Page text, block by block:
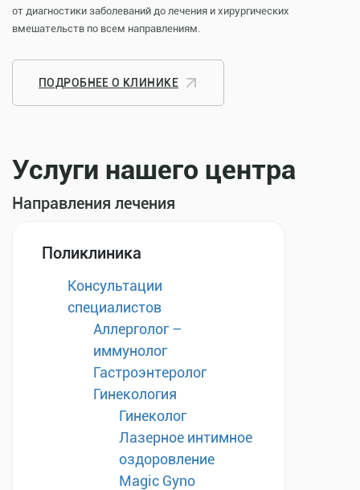
от диагностики заболеваний до лечения и хирургических
вмешательств по всем направлениям.
ПОДРОБНЕЕ О КЛИНИКЕ
Услуги нашего центра
Направления лечения
Поликлиника
Консультации
специалистов
Аллерголог –
иммунолог
Гастроэнтеролог
Гинекология
Гинеколог
Лазерное интимное
оздоровление
Magic Gyno